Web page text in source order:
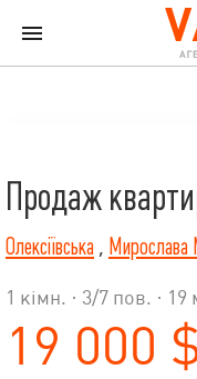
Продаж
Олексіївська , Мирослава
1 кімн. · 3/7 пов. · 19
19 000